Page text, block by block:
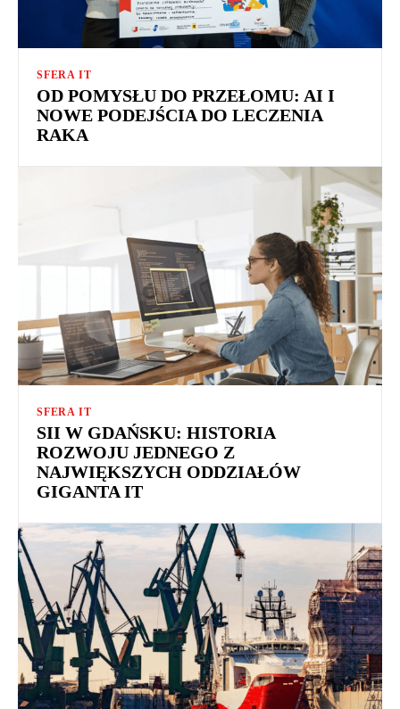
SFERA IT
OD POMYSŁU DO PRZEŁOMU: AI I
NOWE PODEJŚCIA DO LECZENIA
RAKA
SFERA IT
SII W GDAŃSKU: HISTORIA
ROZWOJU JEDNEGO Z
NAJWIĘKSZYCH ODDZIAŁÓW
GIGANTA IT